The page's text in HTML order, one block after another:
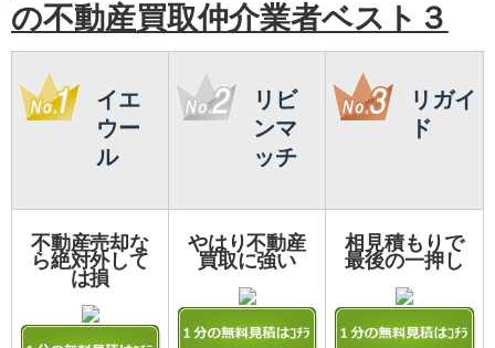
の不動産買取仲介業者ベスト３
イエ
ウー
ル
リビ
ンマ
ッチ
リガイ
ド
不動産売却な
ら絶対外して
は損
やはり不動産
買取に強い
相見積もりで
最後の一押し